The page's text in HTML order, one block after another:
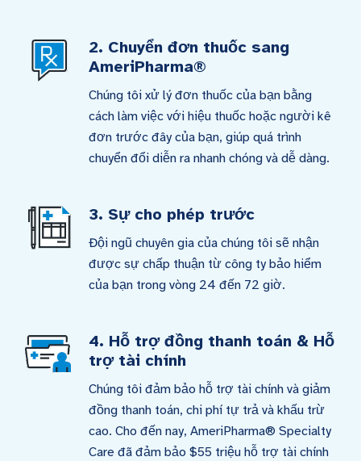
2. Chuyển đơn thuốc sang
AmeriPharma®
Chúng tôi xử lý đơn thuốc của bạn bằng
cách làm việc với hiệu thuốc hoặc người kê
đơn trước đây của bạn, giúp quá trình
chuyển đổi diễn ra nhanh chóng và dễ dàng.
3. Sự cho phép trước
Đội ngũ chuyên gia của chúng tôi sẽ nhận
được sự chấp thuận từ công ty bảo hiểm
của bạn trong vòng 24 đến 72 giờ.
4. Hỗ trợ đồng thanh toán & Hỗ
trợ tài chính
Chúng tôi đảm bảo hỗ trợ tài chính và giảm
đồng thanh toán, chi phí tự trả và khấu trừ
cao. Cho đến nay, AmeriPharma® Specialty
Care đã đảm bảo $55 triệu hỗ trợ tài chính